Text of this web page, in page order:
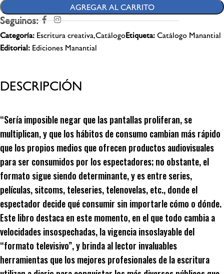
AGREGAR AL CARRITO
Seguinos:
Categoría: Escritura creativa,CatálogoEtiqueta:Catálogo Manantial
Editorial: Ediciones Manantial
DESCRIPCIÓN
“Sería imposible negar que las pantallas proliferan, se
multiplican, y que los hábitos de consumo cambian más rápido
que los propios medios que ofrecen productos audiovisuales
para ser consumidos por los espectadores; no obstante, el
formato sigue siendo determinante, y es entre series,
películas, sitcoms, teleseries, telenovelas, etc., donde el
espectador decide qué consumir sin importarle cómo o dónde.
Este libro destaca en este momento, en el que todo cambia a
velocidades insospechadas, la vigencia insoslayable del
“formato televisivo”, y brinda al lector invaluables
herramientas que los mejores profesionales de la escritura